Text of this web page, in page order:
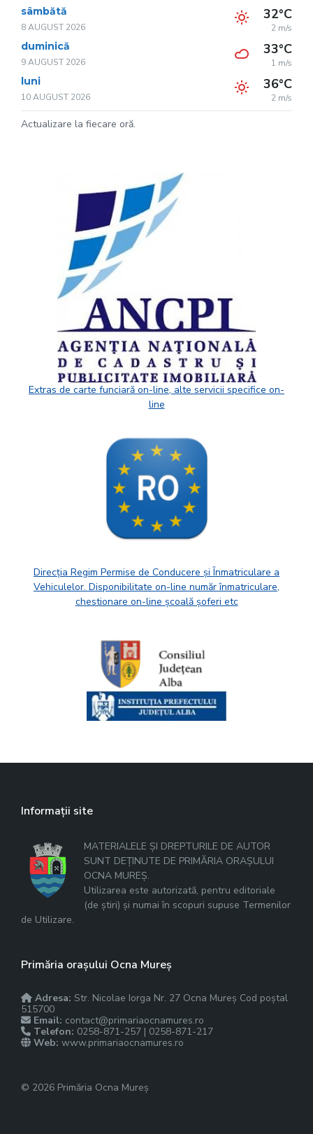
sâmbătă
8 AUGUST 2026
32°C
2 m/s
duminică
9 AUGUST 2026
33°C
1 m/s
luni
10 AUGUST 2026
36°C
2 m/s
Actualizare la fiecare oră.
Extras de carte funciară on-line, alte servicii specifice on-
line
Direcția Regim Permise de Conducere și Înmatriculare a
Vehiculelor. Disponibilitate on-line număr înmatriculare,
chestionare on-line școală șoferi etc
Informații site
MATERIALELE ȘI DREPTURILE DE AUTOR
SUNT DEȚINUTE DE PRIMĂRIA ORAȘULUI
OCNA MUREȘ.
Utilizarea este autorizată, pentru editoriale
(de știri) și numai în scopuri supuse Termenilor
de Utilizare.
Primăria orașului Ocna Mureș
Adresa: Str. Nicolae Iorga Nr. 27 Ocna Mureș Cod poștal
515700
Email: contact@primariaocnamures.ro
Telefon: 0258-871-257 | 0258-871-217
Web: www.primariaocnamures.ro
© 2026 Primăria Ocna Mureș